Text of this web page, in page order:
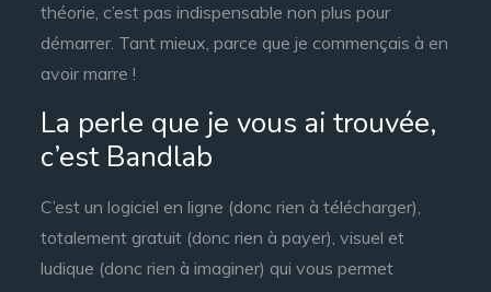
théorie, c’est pas indispensable non plus pour
démarrer. Tant mieux, parce que je commençais à en
avoir marre !
La perle que je vous ai trouvée,
c’est Bandlab
C’est un logiciel en ligne (donc rien à télécharger),
totalement gratuit (donc rien à payer), visuel et
ludique (donc rien à imaginer) qui vous permet